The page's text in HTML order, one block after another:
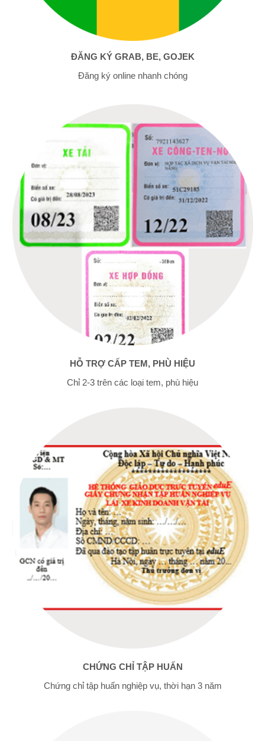
ĐĂNG KÝ GRAB, BE, GOJEK
Đăng ký online nhanh chóng
HỖ TRỢ CẤP TEM, PHÙ HIỆU
Chỉ 2-3 trên các loại tem, phù hiệu
CHỨNG CHỈ TẬP HUẤN
Chứng chỉ tập huấn nghiệp vụ, thời hạn 3 năm